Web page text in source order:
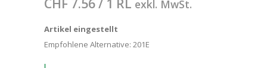
CHF 7.56/ 1 RL exkl. MwSt.
Artikel eingestellt
Empfohlene Alternative: 201E